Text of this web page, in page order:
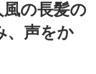
風の長髪の
、声をか